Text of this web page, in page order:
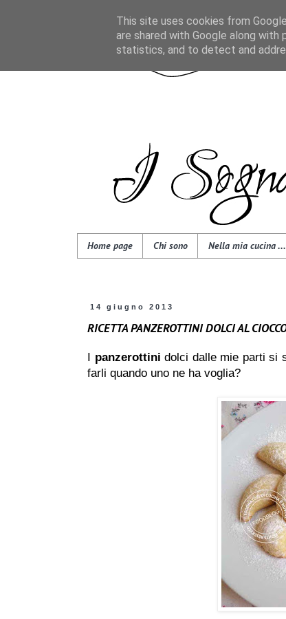
Home page Chi sono Nella mia cucina ...
14 giugno 2013
RICETTA PANZEROTTINI DOLCI AL
I panzerottini dolci dalle mie parti si
farli quando uno ne ha voglia?
This site uses cookies from
are shared with Google along
statistics, and to detect and